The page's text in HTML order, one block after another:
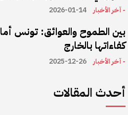
- آخر الأخبار 2026-01-14
بين الطموح والعوائق: تونس
كفاءاتها بالخارج
- آخر الأخبار 2025-12-26
أحدث المقالات